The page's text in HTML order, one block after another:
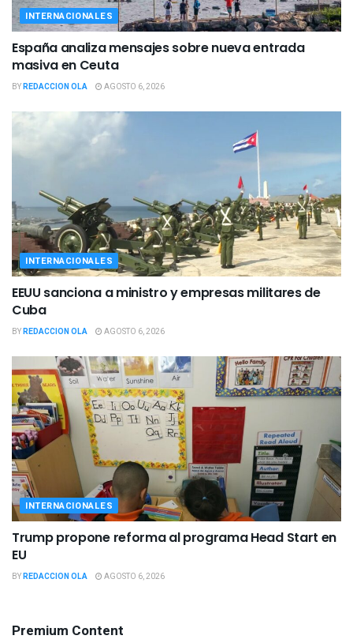
INTERNACIONALES
España analiza mensajes sobre nueva entrada
masiva en Ceuta
BYREDACCION OLA AGOSTO 6, 2026
INTERNACIONALES
EEUU sanciona a ministro y empresas militares de
Cuba
BYREDACCION OLA AGOSTO 6, 2026
INTERNACIONALES
Trump propone reforma al programa Head Start en
EU
BYREDACCION OLA AGOSTO 6, 2026
Premium Content